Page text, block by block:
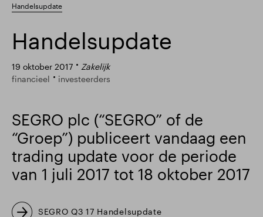
Submit
search
Search
Handelsupdate
Handelsupdate
19 oktober 2017
Zakelijk
financieel
investeerders
SEGRO plc (“SEGRO” of de
“Groep”) publiceert vandaag een
trading update voor de periode
van 1 juli 2017 tot 18 oktober 2017
SEGRO Q3 17 Handelsupdate